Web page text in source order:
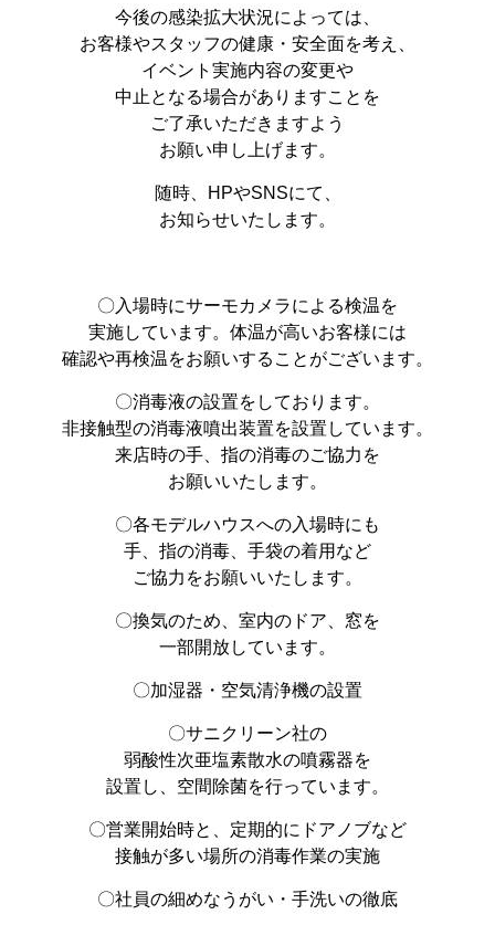
今後の感染拡大状況によっては、
お客様やスタッフの健康・安全面を考え、
イベント実施内容の変更や
中止となる場合がありますことを
ご了承いただきますよう
お願い申し上げます。
随時、HPやSNSにて、
お知らせいたします。
〇入場時にサーモカメラによる検温を
実施しています。体温が高いお客様には
確認や再検温をお願いすることがございます。
〇消毒液の設置をしております。
非接触型の消毒液噴出装置を設置しています。
来店時の手、指の消毒のご協力を
お願いいたします。
〇各モデルハウスへの入場時にも
手、指の消毒、手袋の着用など
ご協力をお願いいたします。
〇換気のため、室内のドア、窓を
一部開放しています。
〇加湿器・空気清浄機の設置
〇サニクリーン社の
弱酸性次亜塩素散水の噴霧器を
設置し、空間除菌を行っています。
〇営業開始時と、定期的にドアノブなど
接触が多い場所の消毒作業の実施
〇社員の細めなうがい・手洗いの徹底